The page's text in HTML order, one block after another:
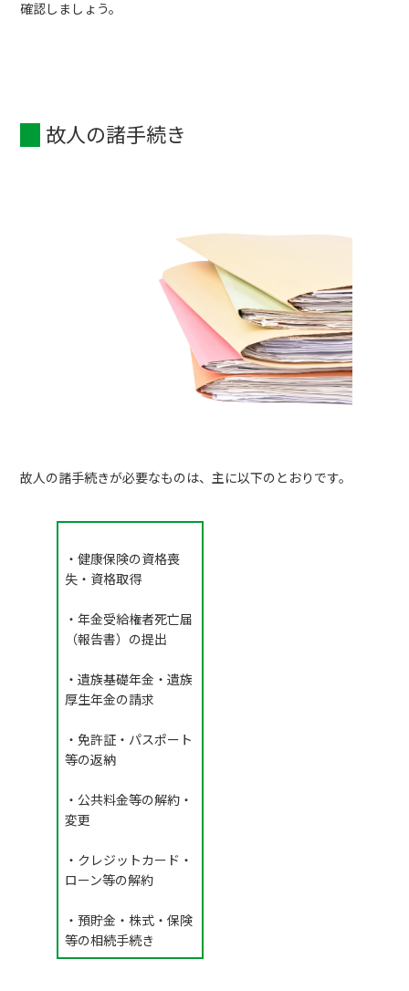
確認しましょう。
故人の諸手続き
故人の諸手続きが必要なものは、主に以下のとおりです。
・健康保険の資格喪
失・資格取得
・年金受給権者死亡届
（報告書）の提出
・遺族基礎年金・遺族
厚生年金の請求
・免許証・パスポート
等の返納
・公共料金等の解約・
変更
・クレジットカード・
ローン等の解約
・預貯金・株式・保険
等の相続手続き